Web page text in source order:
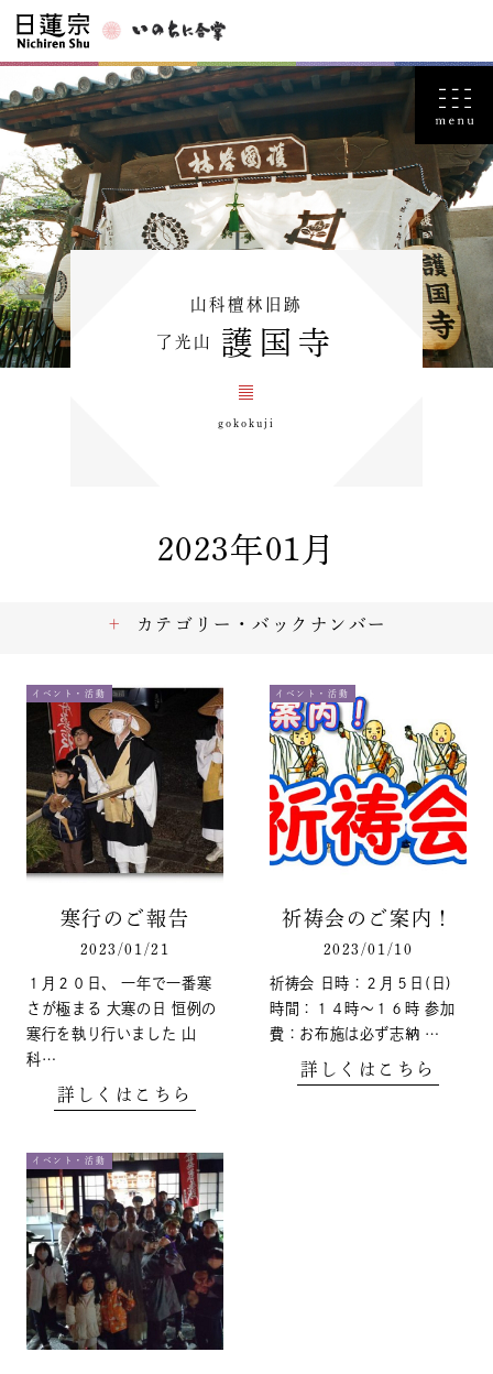
山科檀林旧跡
了光山 護国寺
gokokuji
2023年01月
イベント・活動
寒行のご報告
2023/01/21
１月２０日、 一年で一番寒
さが極まる 大寒の日 恒例の
寒行を執り行いました 山
科…
詳しくはこちら
イベント・活動
祈祷会のご案内！
2023/01/10
祈祷会 日時：２月５日(日)
時間：１４時～１６時 参加
費：お布施は必ず志納 …
詳しくはこちら
イベント・活動
カテゴリー・バックナンバー